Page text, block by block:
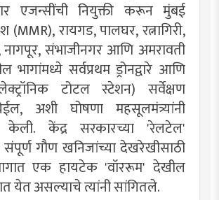
एजन्सींची नियुक्ती करून मुंबई
(MMR), रायगड, पालघर, रत्नागिरी,
संभाजीनगर आणि अमरावती
भागांमध्ये सर्वप्रथम ड्रोनद्वारे आणि
टोटल स्टेशन) सर्वेक्षण
अशी घोषणा महसूलमंत्र्यांनी
केली. केंद्र सरकारच्या 'रेलटेल'
गौण खनिजांच्या देखरेखीसाठी
एक हायटेक 'वॉररूम' देखील
येत असल्याचे त्यांनी सांगितले.